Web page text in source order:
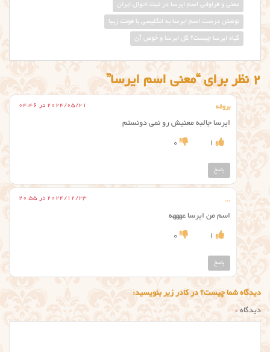
معنی و فراوانی اسم ایرسا در ثبت احوال ایران
نوشتن درست اسم ایرسا به انگلیسی با فونت زیبا
گیاه ایرسا چیست؟ گل ايرسا و خوص آن
2 نظر برای “معنی اسم ایرسا”
بروفه 2024/05/21 در 04:46
ایرسا جالبه معنیش رو نمی دونستم
1
0
پاسخ
... 2024/12/23 در 20:55
اسم من ایرسا عهههه
1
0
پاسخ
دیدگاه شما چیست؟ در کادر زیر بنویسید:
دیدگاه*